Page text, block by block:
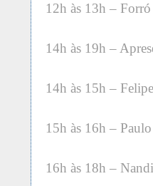
12h às 13h –
14h às 19h –
14h às 15h –
15h às 16h –
16h às 18h –